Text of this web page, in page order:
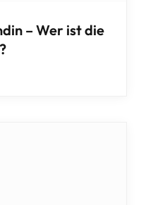
– Wer ist die